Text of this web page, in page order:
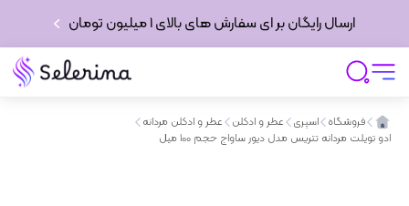
ارسال رایگان بر ای سفارش های بالای 1 میلیون تومان
فروشگاه اسپری عطر و ادکلن
عطر و ادکلن مردانه
ادو تویلت مردانه تتریس مدل دیور ساواج حجم 100 میل